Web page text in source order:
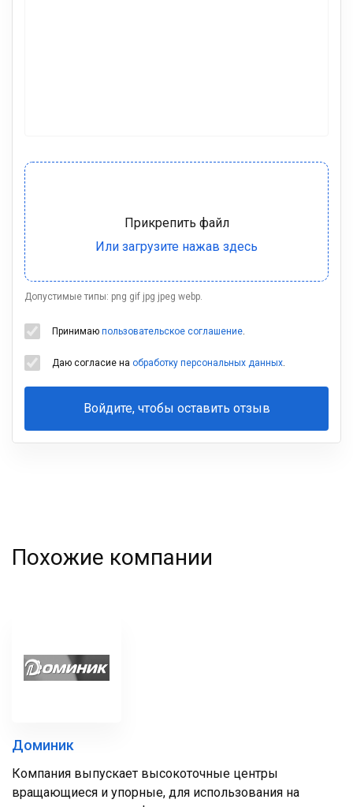
Допустимые типы: png gif jpg jpeg webp.
Принимаю пользовательское соглашение.
Даю согласие на обработку персональных данных.
Войдите, чтобы оставить отзыв
Ваша
Похожие компании
Доминик
Компания выпускает высокоточные центры
вращающиеся и упорные, для использования на